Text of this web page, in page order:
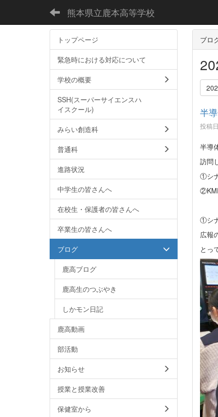
熊本県立鹿本高等学校
ブロ
半
投稿
半導
訪問
①シ
①シ
広報
とっ
トップページ
緊急時における対応について
学校の概要
SSH(スーパーサイエンスハ
イスクール)
みらい創造科
普通科
進路状況
中学生の皆さんへ
在校生・保護者の皆さんへ
卒業生の皆さんへ
ブログ
鹿高ブログ
鹿高生のつぶやき
しかモン日記
鹿高動画
部活動
お知らせ
授業と授業改善
保健室から